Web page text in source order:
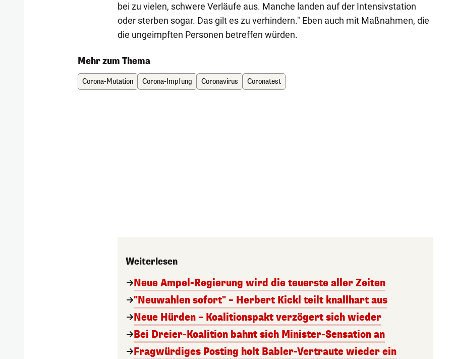
bei zu vielen, schwere Verläufe aus. Manche landen auf der Intensivstation
oder sterben sogar. Das gilt es zu verhindern." Eben auch mit Maßnahmen, die
die ungeimpften Personen betreffen würden.
Mehr zum Thema
Corona-Mutation Corona-Impfung Coronavirus Coronatest
Weiterlesen
Neue Ampel-Regierung wird die teuerste aller Zeiten
"Neuwahlen sofort" – Herbert Kickl teilt knallhart aus
Neue Hürden – Koalitionspakt verzögert sich wieder
Bei Dreier-Koalition bahnt sich Minister-Sensation an
Fragwürdiges Posting holt Babler-Vertraute wieder ein